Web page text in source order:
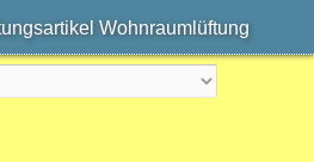
Wohnraumlüftung